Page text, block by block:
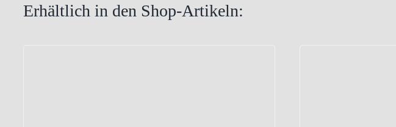
Erhältlich in den Shop-Artikeln: